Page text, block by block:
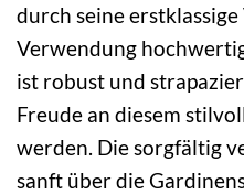
durch seine
Verwendung
ist robust und
Freude an diesem
werden. Die sorgfältig
sanft über die